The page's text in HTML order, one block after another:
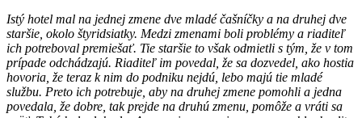
Istý hotel mal na jednej zmene dve mladé čašníčky a na druhej dve
staršie, okolo štyridsiatky. Medzi zmenami boli problémy a riaditeľ
ich potreboval premiešať. Tie staršie to však odmietli s tým, že v tom
prípade odchádzajú. Riaditeľ im povedal, že sa dozvedel, ako hostia
hovoria, že teraz k nim do podniku nejdú, lebo majú tie mladé
službu. Preto ich potrebuje, aby na druhej zmene pomohli a jedna
povedala, že dobre, tak prejde na druhú zmenu, pomôže a vráti sa